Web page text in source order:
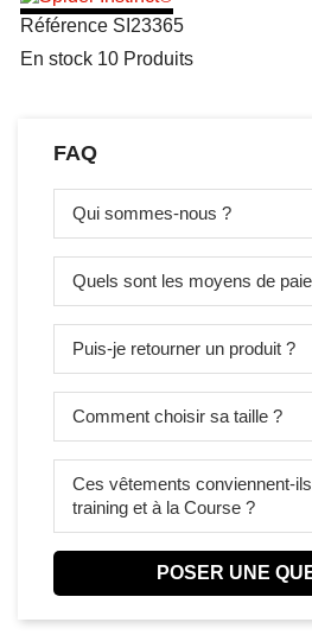
Référence SI23365
En stock 10 Produits
FAQ
Qui sommes-nous ?
Quels sont les moyens de
Puis-je retourner un produit ?
Comment choisir sa taille ?
Ces vêtements conviennent-
training et à la Course ?
POSER UNE